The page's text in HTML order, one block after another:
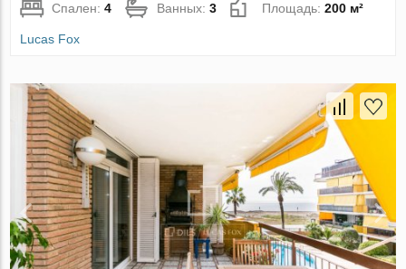
Спален:4 Ванных:3 Площадь:200 м²
Lucas Fox